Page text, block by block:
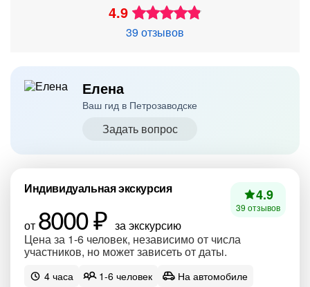
4.9
39 отзывов
Елена
Ваш гид в Петрозаводске
Задать вопрос
Индивидуальная экскурсия
от 8000 ₽ за экскурсию
Цена за 1-6 человек, независимо от числа
участников, но может зависеть от даты.
4.9
39 отзывов
4 часа 1-6 человек
На автомобиле